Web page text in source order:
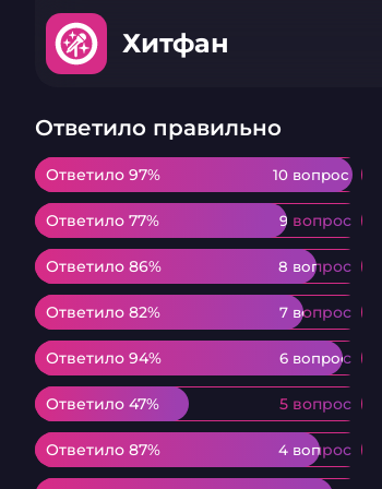
Хитфан
Ответило правильно
Ответило 97% 10 вопрос
Ответило 97% 10 вопрос
Ответило 77% 9 вопрос
Ответило 77% 9 вопрос
Ответило 86% 8 вопрос
Ответило 86% 8 вопрос
Ответило 82% 7 вопрос
Ответило 82% 7 вопрос
Ответило 94% 6 вопрос
Ответило 94% 6 вопрос
Ответило 47% 5 вопрос
Ответило 47% 5 вопрос
Ответило 87% 4 вопрос
Ответило 87% 4 вопрос